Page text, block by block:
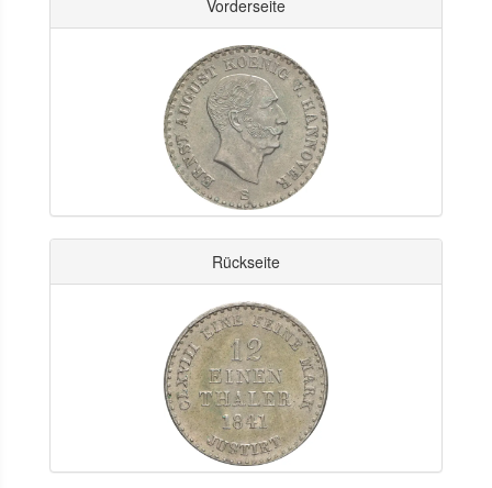
Vorderseite
Rückseite